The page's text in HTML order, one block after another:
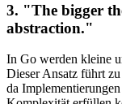
3. "The bigger
abstraction."
In Go werden kleine
Dieser Ansatz führt
da